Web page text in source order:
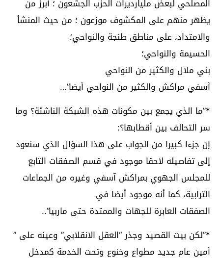
المصلحي لبعض مليارديرات الحزب الجشعون ؛ أبرز من
يظهر منهم على المكشوف موزعون ؛ من حيث المنشأ
والامتداد، على مناطق طنجة والنواحي؛
الحسيمة والنواحي؛
بني ملال والكثير من النواحي
آسفي مراكش والكثير من النواحي أيضا”…
*”ما الذي يجمع بين مكونات هذه الشبكة الناشئة؟ وما
سر التحالف بين أقطابها؟:
إن جزءا كبيرا من الجواب على هذا السؤال الذي سنعود
إلى تفاصيله لاحقا موجود في قسم الصفقات التابع
للمجلس الجهوي بمراكش آسفي وغيره من الجماعات
الترابية، كما أنه موجود أيضا في
الصفقات العابرة للجهات والممتدة حتى ماربيا”..
*”لكن بيت القصيد وجذر “العقل الانقلابي” وعينه على ”
أمين عام جديد مطواع وخنوع وتحت الخدمة كمدخل